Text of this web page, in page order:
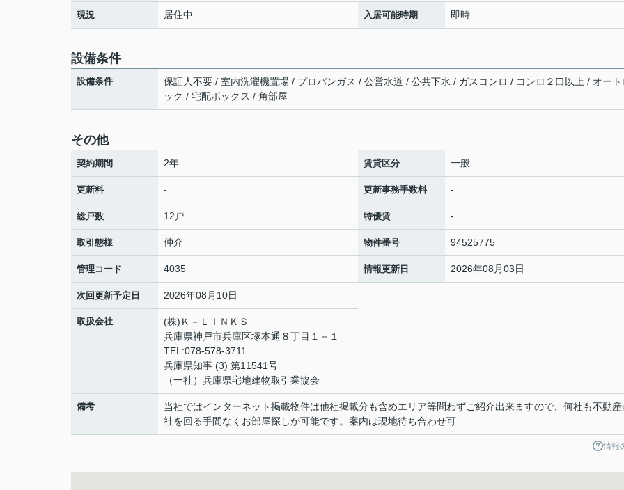
現況 居住中 入居可能時期 即時
設備条件
設備条件
保証人不要 / 室内洗濯機置場 / プロパンガス / 公営水道 / 公共下水 / ガスコンロ / コンロ２口以上 / オート
ック / 宅配ボックス / 角部屋
その他
契約期間 2年 賃貸区分 一般
更新料 - 更新事務手数料 -
総戸数 12戸 特優賃 -
取引態様 仲介 物件番号 94525775
管理コード 4035 情報更新日 2026年08月03日
次回更新予定日 2026年08月10日
取扱会社
(株)Ｋ－ＬＩＮＫＳ
兵庫県神戸市兵庫区塚本通８丁目１－１
TEL:078-578-3711
兵庫県知事 (3) 第11541号
（一社）兵庫県宅地建物取引業協会
備考
当社ではインターネット掲載物件は他社掲載分も含めエリア等問わずご紹介出来ますので、何社も不動産
社を回る手間なくお部屋探しが可能です。案内は現地待ち合わせ可
情報